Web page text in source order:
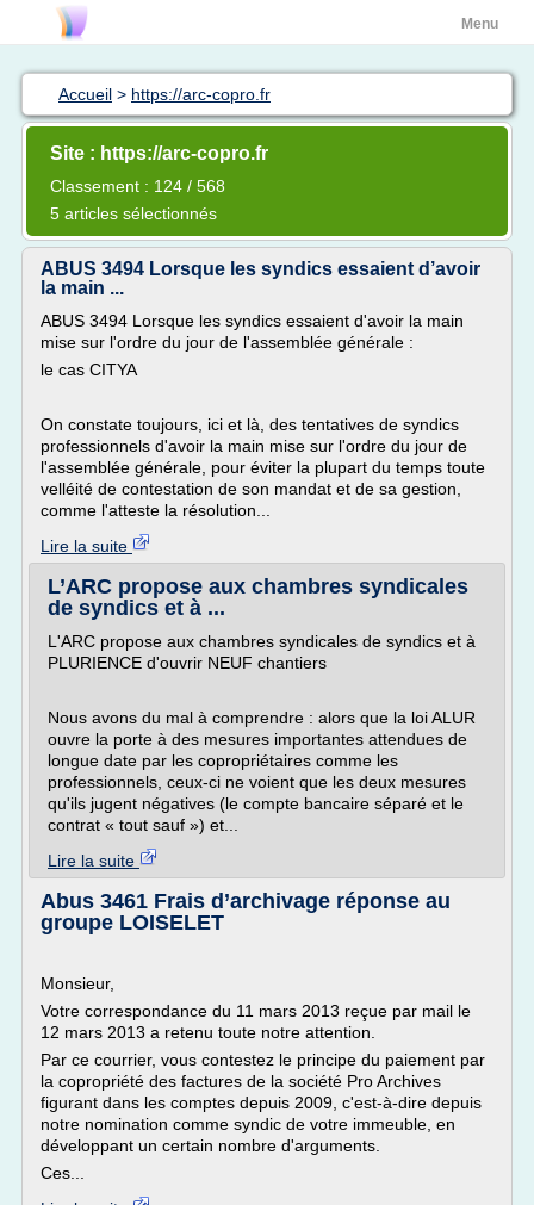
Menu
Accueil > https://arc-copro.fr
Site : https://arc-copro.fr
Classement : 124 / 568
5 articles sélectionnés
ABUS 3494 Lorsque les syndics essaient d’avoir
la main ...
ABUS 3494 Lorsque les syndics essaient d'avoir la main
mise sur l'ordre du jour de l'assemblée générale :
le cas CITYA
On constate toujours, ici et là, des tentatives de syndics
professionnels d'avoir la main mise sur l'ordre du jour de
l'assemblée générale, pour éviter la plupart du temps toute
velléité de contestation de son mandat et de sa gestion,
comme l'atteste la résolution...
Lire la suite
L’ARC propose aux chambres syndicales
de syndics et à ...
L'ARC propose aux chambres syndicales de syndics et à
PLURIENCE d'ouvrir NEUF chantiers
Nous avons du mal à comprendre : alors que la loi ALUR
ouvre la porte à des mesures importantes attendues de
longue date par les copropriétaires comme les
professionnels, ceux-ci ne voient que les deux mesures
qu'ils jugent négatives (le compte bancaire séparé et le
contrat « tout sauf ») et...
Lire la suite
Abus 3461 Frais d’archivage réponse au
groupe LOISELET
Monsieur,
Votre correspondance du 11 mars 2013 reçue par mail le
12 mars 2013 a retenu toute notre attention.
Par ce courrier, vous contestez le principe du paiement par
la copropriété des factures de la société Pro Archives
figurant dans les comptes depuis 2009, c'est-à-dire depuis
notre nomination comme syndic de votre immeuble, en
développant un certain nombre d'arguments.
Ces...